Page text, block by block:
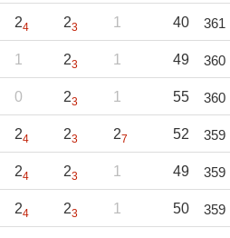
24 23 1 40 361
1 23 1 49 360
0 23 1 55 360
24 23 27 52 359
24 23 1 49 359
24 23 1 50 359